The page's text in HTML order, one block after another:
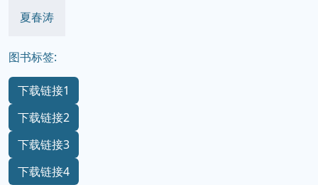
夏春涛
图书标签:
下载链接1
下载链接2
下载链接3
下载链接4